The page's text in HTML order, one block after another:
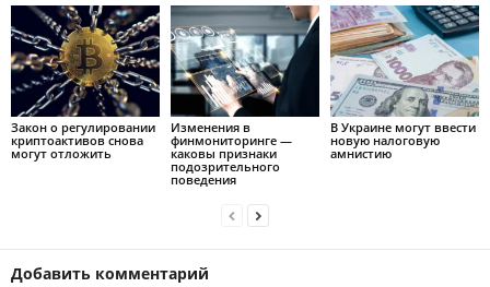
Закон о регулировании
криптоактивов снова
могут отложить
Изменения в
финмониторинге —
каковы признаки
подозрительного
поведения
В Украине могут ввести
новую налоговую
амнистию
Добавить комментарий